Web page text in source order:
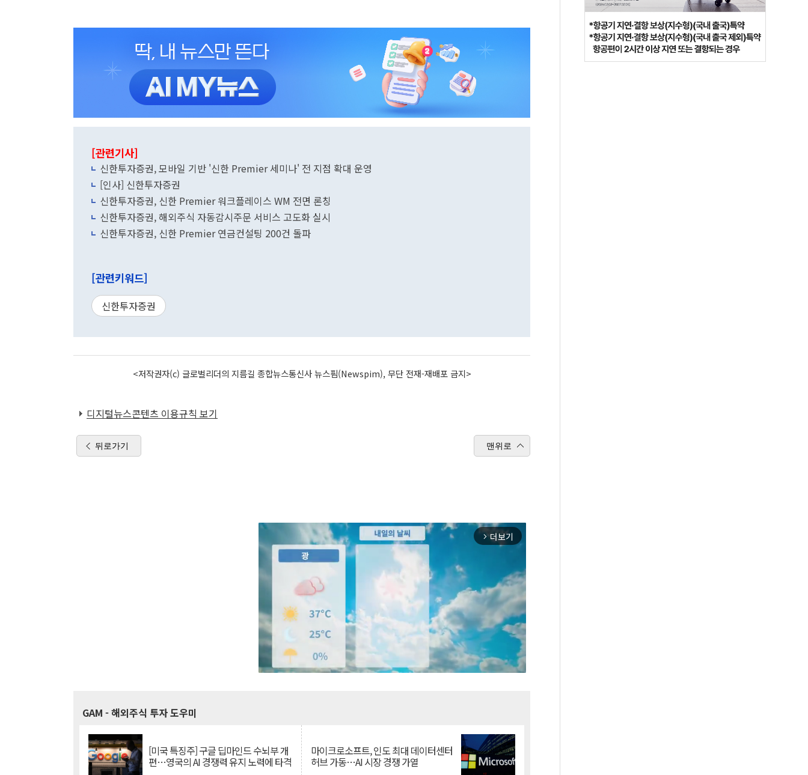
[관련기사]
신한투자증권, 모바일 기반 '신한 Premier 세미나' 전 지점 확대 운영
[인사] 신한투자증권
신한투자증권, 신한 Premier 워크플레이스 WM 전면 론칭
신한투자증권, 해외주식 자동감시주문 서비스 고도화 실시
신한투자증권, 신한 Premier 연금컨설팅 200건 돌파
[관련키워드]
신한투자증권
<저작권자(c) 글로벌리더의 지름길 종합뉴스통신사 뉴스핌(Newspim), 무단 전재-재배포 금지>
디지털뉴스콘텐츠 이용규칙 보기
뒤로가기 맨위로
arrow_forward_ios 더보기
GAM - 해외주식 투자 도우미
[미국 특징주] 구글 딥마인드 수뇌부 개
편…영국의 AI 경쟁력 유지 노력에 타격
마이크로소프트, 인도 최대 데이터센터
허브 가동…AI 시장 경쟁 가열